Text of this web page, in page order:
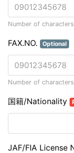
Number of
FAX.NO. Optional
Number of
国籍/Nationality
JAF/FIA License